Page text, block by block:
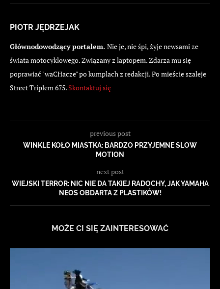
PIOTR JĘDRZEJAK
Głównodowodzący portalem. Nie je, nie śpi, żyje newsami ze
świata motocyklowego. Związany z laptopem. Zdarza mu się
poprawiać "waCHacze" po kumplach z redakcji. Po mieście szaleje
Street Triplem 675. Skontaktuj się
previous post
WINKLE KOŁO MIASTKA: BARDZO PRZYJEMNE SLOW
MOTION
next post
WIEJSKI TERROR: NIC NIE DA TAKIEJ RADOCHY, JAK YAMAHA
NEOS OBDARTA Z PLASTIKÓW!
MOŻE CI SIĘ ZAINTERESOWAĆ